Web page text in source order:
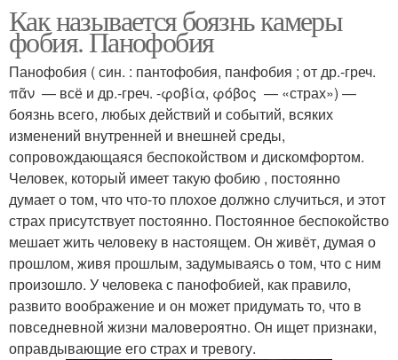
Как называется боязнь камеры
фобия. Панофобия
Панофобия ( син. : пантофобия, панфобия ; от др.-греч.
πᾶν — всё и др.-греч. -φοβία, φόβος — «страх») —
боязнь всего, любых действий и событий, всяких
изменений внутренней и внешней среды,
сопровождающаяся беспокойством и дискомфортом.
Человек, который имеет такую фобию , постоянно
думает о том, что что-то плохое должно случиться, и этот
страх присутствует постоянно. Постоянное беспокойство
мешает жить человеку в настоящем. Он живёт, думая о
прошлом, живя прошлым, задумываясь о том, что с ним
произошло. У человека с панофобией, как правило,
развито воображение и он может придумать то, что в
повседневной жизни маловероятно. Он ищет признаки,
оправдывающие его страх и тревогу.